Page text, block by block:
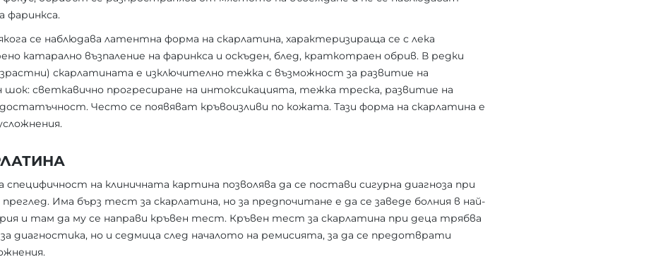
фаринкса.
се наблюдава латентна форма на скарлатина, характеризираща се с лека
катарално възпаление на фаринкса и оскъден, блед, краткотраен обрив. В редки
скарлатината е изключително тежка с възможност за развитие на
светкавично прогресиране на интоксикацията, тежка треска, развитие на
Често се появяват кръвоизливи по кожата. Тази форма на скарлатина е
на клиничната картина позволява да се постави сигурна диагноза при
Има бърз тест за скарлатина, но за предпочитане е да се заведе болния в най-
и там да му се направи кръвен тест. Кръвен тест за скарлатина при деца трябва
диагностика, но и седмица след началото на ремисията, за да се предотврати